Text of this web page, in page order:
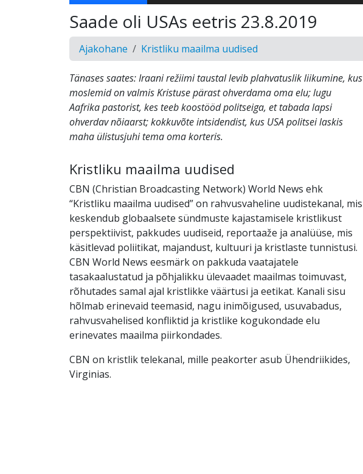
Saade oli USAs eetris 23.8.2019
Ajakohane Kristliku maailma uudised
Tänases saates: Iraani režiimi taustal levib plahvatuslik liikumine, kus
moslemid on valmis Kristuse pärast ohverdama oma elu; lugu
Aafrika pastorist, kes teeb koostööd politseiga, et tabada lapsi
ohverdav nõiaarst; kokkuvõte intsidendist, kus USA politsei laskis
maha ülistusjuhi tema oma korteris.
Kristliku maailma uudised
CBN (Christian Broadcasting Network) World News ehk
“Kristliku maailma uudised” on rahvusvaheline uudistekanal, mis
keskendub globaalsete sündmuste kajastamisele kristlikust
perspektiivist, pakkudes uudiseid, reportaaže ja analüüse, mis
käsitlevad poliitikat, majandust, kultuuri ja kristlaste tunnistusi.
CBN World News eesmärk on pakkuda vaatajatele
tasakaalustatud ja põhjalikku ülevaadet maailmas toimuvast,
rõhutades samal ajal kristlikke väärtusi ja eetikat. Kanali sisu
hõlmab erinevaid teemasid, nagu inimõigused, usuvabadus,
rahvusvahelised konfliktid ja kristlike kogukondade elu
erinevates maailma piirkondades.
CBN on kristlik telekanal, mille peakorter asub Ühendriikides,
Virginias.